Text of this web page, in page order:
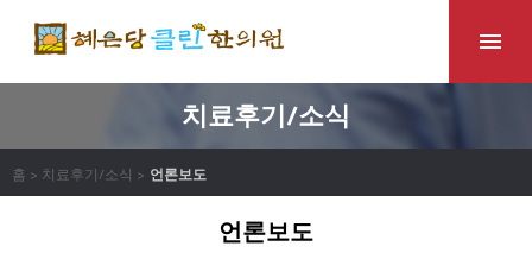
치료후기/소식
홈 > 치료후기/소식 > 언론보도
언론보도